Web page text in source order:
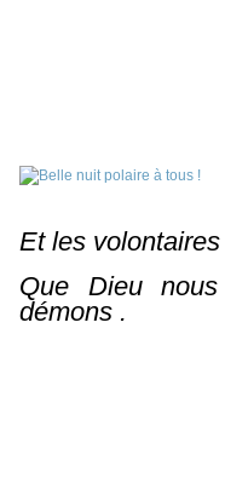
Et les
Que Dieu
démons .